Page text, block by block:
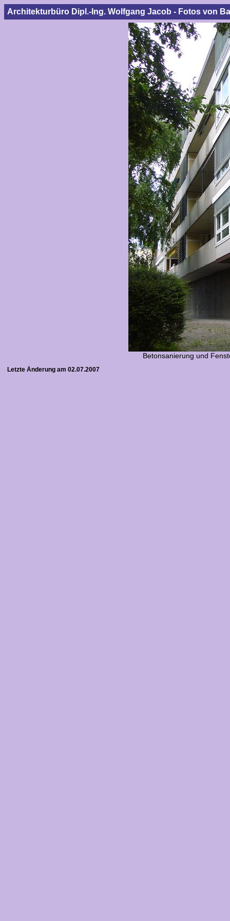
Architekturbüro Dipl.-Ing. Wolfgang Jacob - Fotos von
Betonsanierung und
Letzte Änderung am 02.07.2007